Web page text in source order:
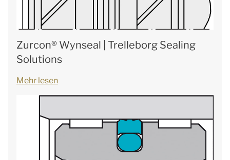
Zurcon® Wynseal | Trelleborg Sealing
Solutions
Mehr lesen